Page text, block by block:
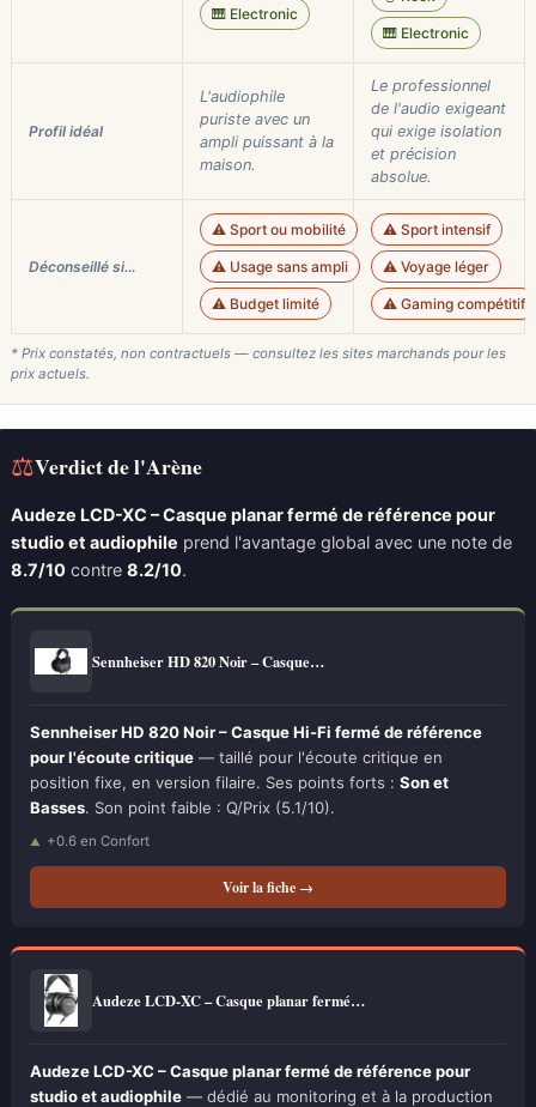
🎹 Electronic
🎹 Electronic
Profil idéal
L'audiophile
puriste avec un
ampli puissant à la
maison.
Le professionnel
de l'audio exigeant
qui exige isolation
et précision
absolue.
Déconseillé si…
⚠️ Sport ou mobilité
⚠️ Usage sans ampli
⚠️ Budget limité
⚠️ Sport intensif
⚠️ Voyage léger
⚠️ Gaming compétitif
* Prix constatés, non contractuels — consultez les sites marchands pour les
prix actuels.
⚖Verdict de l'Arène
Audeze LCD-XC – Casque planar fermé de référence pour
studio et audiophile prend l'avantage global avec une note de
8.7/10 contre 8.2/10.
Sennheiser HD 820 Noir – Casque…
Sennheiser HD 820 Noir – Casque Hi-Fi fermé de référence
pour l'écoute critique — taillé pour l'écoute critique en
position fixe, en version filaire. Ses points forts : Son et
Basses. Son point faible : Q/Prix (5.1/10).
+0.6 en Confort
Voir la fiche →
Audeze LCD-XC – Casque planar fermé…
Audeze LCD-XC – Casque planar fermé de référence pour
studio et audiophile — dédié au monitoring et à la production